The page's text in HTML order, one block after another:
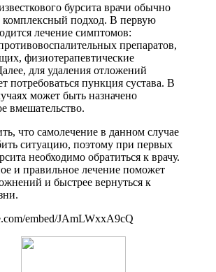
бурсита врачи обычно
комплексный подход. В первую
лечение симптомов:
препаратов,
физиотерапевтические
для удаления отложений
потребоваться пункция сустава. В
может быть назначено
вмешательство.
что самолечение в данном случае
ситуацию, поэтому при первых
необходимо обратиться к врачу.
и правильное лечение поможет
и быстрее вернуться к
embed/JAmLWxxA9cQ